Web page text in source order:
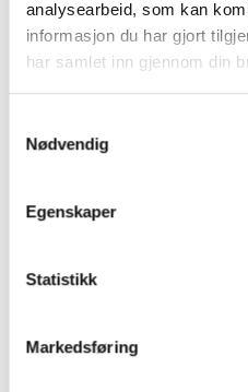
analysearbeid, som kan
informasjon du har gjort
har samlet inn gjennom din
Nødvendig
Egenskaper
Statistikk
Markedsføring